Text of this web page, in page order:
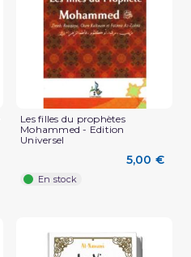
Les filles du prophètes
Mohammed - Edition
Universel
5,00 €
En stock